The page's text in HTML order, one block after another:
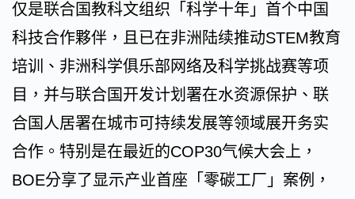
仅是联合国教科文组织「科学十年」首个中国
科技合作夥伴，且已在非洲陆续推动STEM教育
培训、非洲科学俱乐部网络及科学挑战赛等项
目，并与联合国开发计划署在水资源保护、联
合国人居署在城市可持续发展等领域展开务实
合作。特别是在最近的COP30气候大会上，
BOE分享了显示产业首座「零碳工厂」案例，